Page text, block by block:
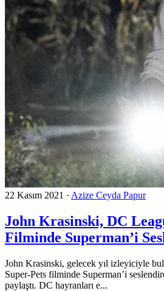
22 Kasım 2021 · Azize Ceyda Papur
John Krasinski, DC
Filminde Superman’i
John Krasinski, gelecek yıl izleyiciyle
Super-Pets filminde Superman’i
paylaştı. DC hayranları e...